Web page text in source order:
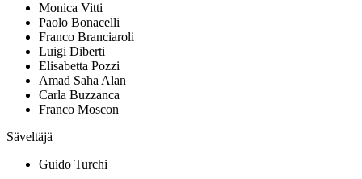
Monica Vitti
Paolo Bonacelli
Franco Branciaroli
Luigi Diberti
Elisabetta Pozzi
Amad Saha Alan
Carla Buzzanca
Franco Moscon
Säveltäjä
Guido Turchi